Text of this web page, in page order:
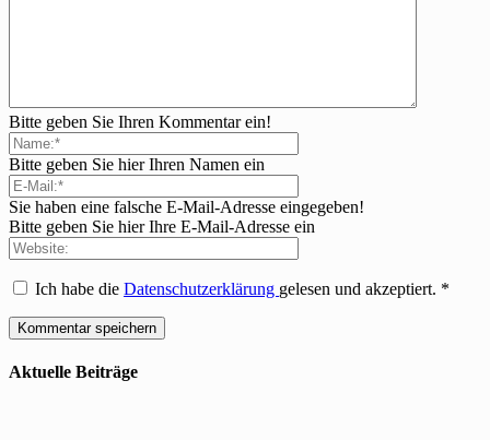
Bitte geben Sie Ihren Kommentar ein!
Bitte geben Sie hier Ihren Namen ein
Sie haben eine falsche E-Mail-Adresse eingegeben!
Bitte geben Sie hier Ihre E-Mail-Adresse ein
Ich habe die Datenschutzerklärung gelesen und akzeptiert. *
Aktuelle Beiträge